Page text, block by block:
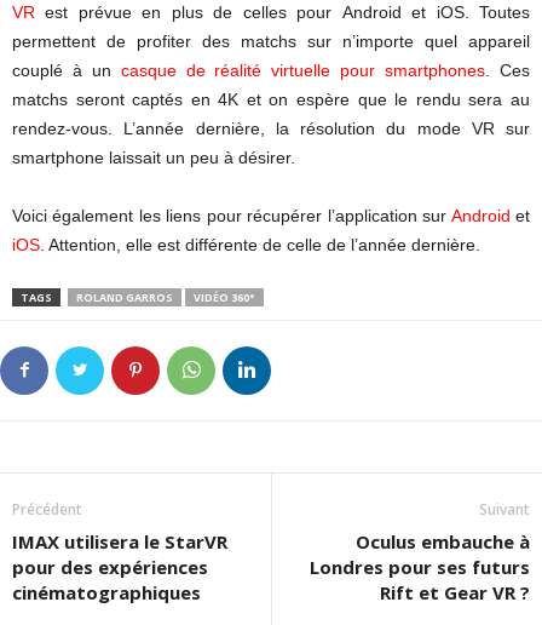
VR est prévue en plus de celles pour Android et iOS. Toutes
permettent de profiter des matchs sur n’importe quel appareil
couplé à un casque de réalité virtuelle pour smartphones . Ces
matchs seront captés en 4K et on espère que le rendu sera au
rendez-vous. L’année dernière, la résolution du mode VR sur
smartphone laissait un peu à désirer.
Voici également les liens pour récupérer l’application sur Android et
iOS . Attention, elle est différente de celle de l’année dernière.
TAGS ROLAND GARROS VIDÉO 360°
Précédent
IMAX utilisera le StarVR
pour des expériences
cinématographiques
Suivant
Oculus embauche à
Londres pour ses futurs
Rift et Gear VR ?